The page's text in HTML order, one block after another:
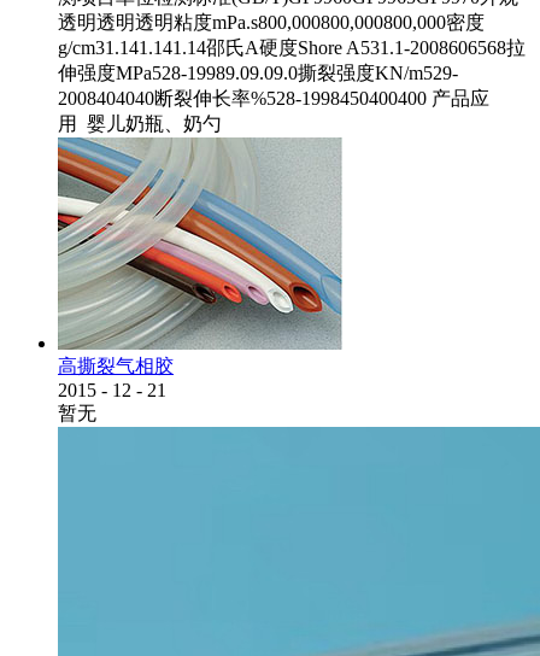
透明透明透明粘度mPa.s800,000800,000800,000密度
g/cm31.141.141.14邵氏A硬度Shore A531.1-2008606568拉
伸强度MPa528-19989.09.09.0撕裂强度KN/m529-
2008404040断裂伸长率%528-1998450400400 产品应
用 婴儿奶瓶、奶勺
高撕裂气相胶
2015 - 12 - 21
暂无